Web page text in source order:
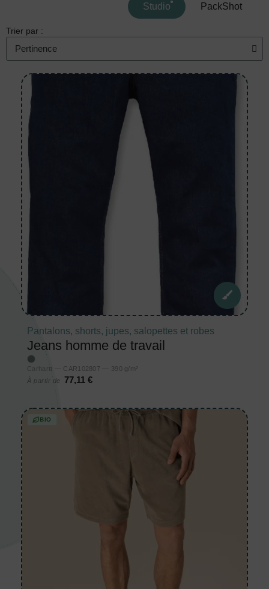
Studio PackShot
Trier par :
Pantalons, shorts, jupes, salopettes et robes
Jeans homme de travail
Carhartt — CAR102807 — 390 g/m²
À partir de
77,11 €
BIO